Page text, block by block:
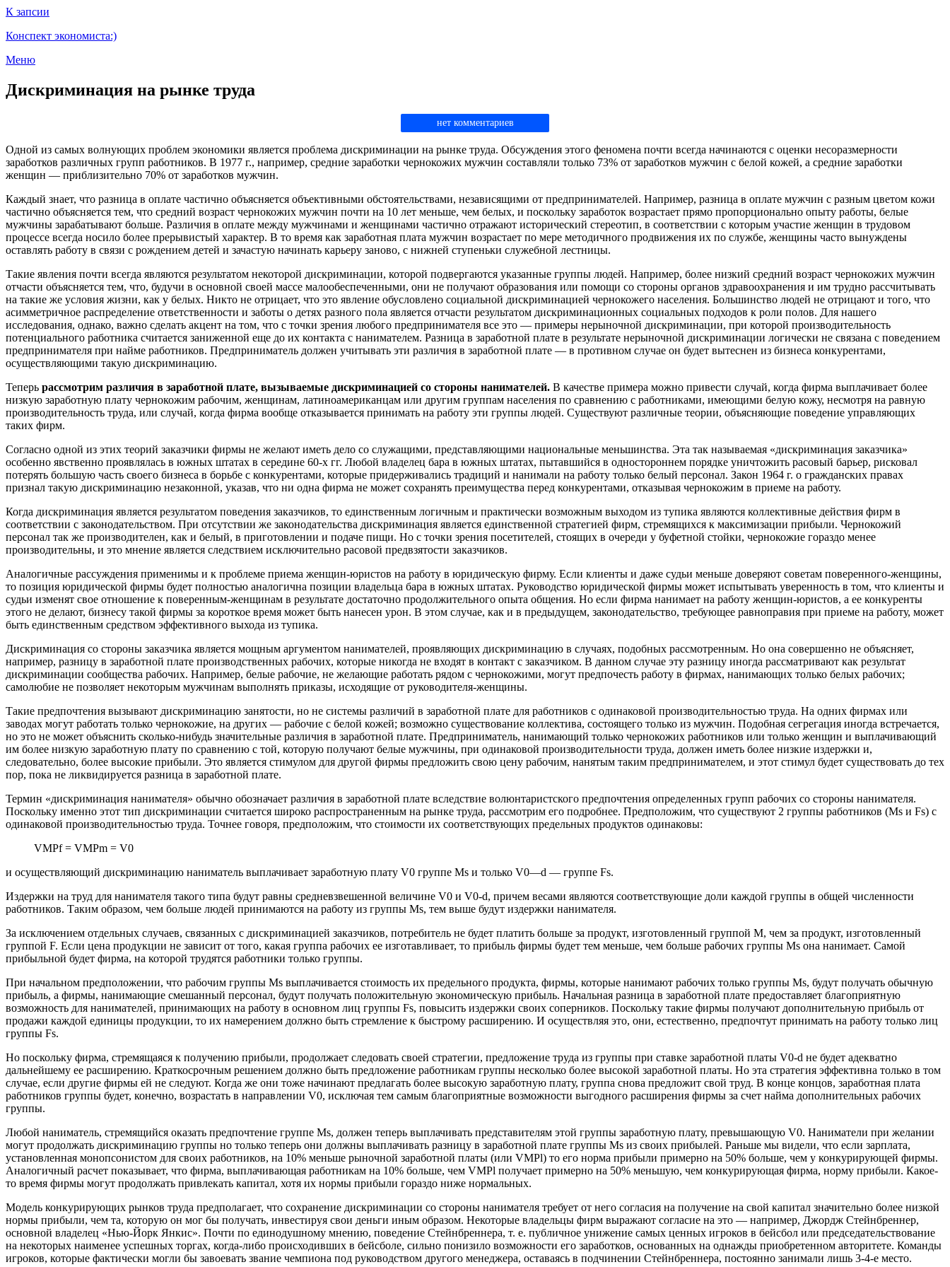
К запсии
Конспект экономиста:)
Меню
Дискриминация на рынке труда
нет комментариев
Одной из самых волнующих проблем экономики является проблема дискриминации на рынке труда. Обсуждения этого феномена почти всегда начинаются с оценки несоразмерности
заработков различных групп работников. В 1977 г., например, средние заработки чернокожих мужчин составляли только 73% от заработков мужчин с белой кожей, а средние заработки
женщин — приблизительно 70% от заработков мужчин.
Каждый знает, что разница в оплате частично объясняется объективными обстоятельствами, независящими от предпринимателей. Например, разница в оплате мужчин с разным цветом кожи
частично объясняется тем, что средний возраст чернокожих мужчин почти на 10 лет меньше, чем белых, и поскольку заработок возрастает прямо пропорционально опыту работы, белые
мужчины зарабатывают больше. Различия в оплате между мужчинами и женщинами частично отражают исторический стереотип, в соответствии с которым участие женщин в трудовом
процессе всегда носило более прерывистый характер. В то время как заработная плата мужчин возрастает по мере методичного продвижения их по службе, женщины часто вынуждены
оставлять работу в связи с рождением детей и зачастую начинать карьеру заново, с нижней ступеньки служебной лестницы.
Такие явления почти всегда являются результатом некоторой дискриминации, которой подвергаются указанные группы людей. Например, более низкий средний возраст чернокожих мужчин
отчасти объясняется тем, что, будучи в основной своей массе малообеспеченными, они не получают образования или помощи со стороны органов здравоохранения и им трудно рассчитывать
на такие же условия жизни, как у белых. Никто не отрицает, что это явление обусловлено социальной дискриминацией чернокожего населения. Большинство людей не отрицают и того, что
асимметричное распределение ответственности и заботы о детях разного пола является отчасти результатом дискриминационных социальных подходов к роли полов. Для нашего
исследования, однако, важно сделать акцент на том, что с точки зрения любого предпринимателя все это — примеры нерыночной дискриминации, при которой производительность
потенциального работника считается заниженной еще до их контакта с нанимателем. Разница в заработной плате в результате нерыночной дискриминации логически не связана с поведением
предпринимателя при найме работников. Предприниматель должен учитывать эти различия в заработной плате — в противном случае он будет вытеснен из бизнеса конкурентами,
осуществляющими такую дискриминацию.
Теперь рассмотрим различия в заработной плате, вызываемые дискриминацией со стороны нанимателей. В качестве примера можно привести случай, когда фирма выплачивает более
низкую заработную плату чернокожим рабочим, женщинам, латиноамериканцам или другим группам населения по сравнению с работниками, имеющими белую кожу, несмотря на равную
производительность труда, или случай, когда фирма вообще отказывается принимать на работу эти группы людей. Существуют различные теории, объясняющие поведение управляющих
таких фирм.
Согласно одной из этих теорий заказчики фирмы не желают иметь дело со служащими, представляющими национальные меньшинства. Эта так называемая «дискриминация заказчика»
особенно явственно проявлялась в южных штатах в середине 60-х гг. Любой владелец бара в южных штатах, пытавшийся в одностороннем порядке уничтожить расовый барьер, рисковал
потерять большую часть своего бизнеса в борьбе с конкурентами, которые придерживались традиций и нанимали на работу только белый персонал. Закон 1964 г. о гражданских правах
признал такую дискриминацию незаконной, указав, что ни одна фирма не может сохранять преимущества перед конкурентами, отказывая чернокожим в приеме на работу.
Когда дискриминация является результатом поведения заказчиков, то единственным логичным и практически возможным выходом из тупика являются коллективные действия фирм в
соответствии с законодательством. При отсутствии же законодательства дискриминация является единственной стратегией фирм, стремящихся к максимизации прибыли. Чернокожий
персонал так же производителен, как и белый, в приготовлении и подаче пищи. Но с точки зрения посетителей, стоящих в очереди у буфетной стойки, чернокожие гораздо менее
производительны, и это мнение является следствием исключительно расовой предвзятости заказчиков.
Аналогичные рассуждения применимы и к проблеме приема женщин-юристов на работу в юридическую фирму. Если клиенты и даже судьи меньше доверяют советам поверенного-женщины,
то позиция юридической фирмы будет полностью аналогична позиции владельца бара в южных штатах. Руководство юридической фирмы может испытывать уверенность в том, что клиенты и
судьи изменят свое отношение к поверенным-женщинам в результате достаточно продолжительного опыта общения. Но если фирма нанимает на работу женщин-юристов, а ее конкуренты
этого не делают, бизнесу такой фирмы за короткое время может быть нанесен урон. В этом случае, как и в предыдущем, законодательство, требующее равноправия при приеме на работу, может
быть единственным средством эффективного выхода из тупика.
Дискриминация со стороны заказчика является мощным аргументом нанимателей, проявляющих дискриминацию в случаях, подобных рассмотренным. Но она совершенно не объясняет,
например, разницу в заработной плате производственных рабочих, которые никогда не входят в контакт с заказчиком. В данном случае эту разницу иногда рассматривают как результат
дискриминации сообщества рабочих. Например, белые рабочие, не желающие работать рядом с чернокожими, могут предпочесть работу в фирмах, нанимающих только белых рабочих;
самолюбие не позволяет некоторым мужчинам выполнять приказы, исходящие от руководителя-женщины.
Такие предпочтения вызывают дискриминацию занятости, но не системы различий в заработной плате для работников с одинаковой производительностью труда. На одних фирмах или
заводах могут работать только чернокожие, на других — рабочие с белой кожей; возможно существование коллектива, состоящего только из мужчин. Подобная сегрегация иногда встречается,
но это не может объяснить сколько-нибудь значительные различия в заработной плате. Предприниматель, нанимающий только чернокожих работников или только женщин и выплачивающий
им более низкую заработную плату по сравнению с той, которую получают белые мужчины, при одинаковой производительности труда, должен иметь более низкие издержки и,
следовательно, более высокие прибыли. Это является стимулом для другой фирмы предложить свою цену рабочим, нанятым таким предпринимателем, и этот стимул будет существовать до тех
пор, пока не ликвидируется разница в заработной плате.
Термин «дискриминация нанимателя» обычно обозначает различия в заработной плате вследствие волюнтаристского предпочтения определенных групп рабочих со стороны нанимателя.
Поскольку именно этот тип дискриминации считается широко распространенным на рынке труда, рассмотрим его подробнее. Предположим, что существуют 2 группы работников (Мs и Fs) с
одинаковой производительностью труда. Точнее говоря, предположим, что стоимости их соответствующих предельных продуктов одинаковы:
VMPf = VMPm = V0
и осуществляющий дискриминацию наниматель выплачивает заработную плату V0 группе Мs и только V0—d — группе Fs.
Издержки на труд для нанимателя такого типа будут равны средневзвешенной величине V0 и V0-d, причем весами являются соответствующие доли каждой группы в общей численности
работников. Таким образом, чем больше людей принимаются на работу из группы Мs, тем выше будут издержки нанимателя.
За исключением отдельных случаев, связанных с дискриминацией заказчиков, потребитель не будет платить больше за продукт, изготовленный группой М, чем за продукт, изготовленный
группой F. Если цена продукции не зависит от того, какая группа рабочих ее изготавливает, то прибыль фирмы будет тем меньше, чем больше рабочих группы Мs она нанимает. Самой
прибыльной будет фирма, на которой трудятся работники только группы.
При начальном предположении, что рабочим группы Мs выплачивается стоимость их предельного продукта, фирмы, которые нанимают рабочих только группы Мs, будут получать обычную
прибыль, а фирмы, нанимающие смешанный персонал, будут получать положительную экономическую прибыль. Начальная разница в заработной плате предоставляет благоприятную
возможность для нанимателей, принимающих на работу в основном лиц группы Fs, повысить издержки своих соперников. Поскольку такие фирмы получают дополнительную прибыль от
продажи каждой единицы продукции, то их намерением должно быть стремление к быстрому расширению. И осуществляя это, они, естественно, предпочтут принимать на работу только лиц
группы Fs.
Но поскольку фирма, стремящаяся к получению прибыли, продолжает следовать своей стратегии, предложение труда из группы при ставке заработной платы V0-d не будет адекватно
дальнейшему ее расширению. Краткосрочным решением должно быть предложение работникам группы несколько более высокой заработной платы. Но эта стратегия эффективна только в том
случае, если другие фирмы ей не следуют. Когда же они тоже начинают предлагать более высокую заработную плату, группа снова предложит свой труд. В конце концов, заработная плата
работников группы будет, конечно, возрастать в направлении V0, исключая тем самым благоприятные возможности выгодного расширения фирмы за счет найма дополнительных рабочих
группы.
Любой наниматель, стремящийся оказать предпочтение группе Мs, должен теперь выплачивать представителям этой группы заработную плату, превышающую V0. Наниматели при желании
могут продолжать дискриминацию группы но только теперь они должны выплачивать разницу в заработной плате группы Мs из своих прибылей. Раньше мы видели, что если зарплата,
установленная монопсонистом для своих работников, на 10% меньше рыночной заработной платы (или VМРl) то его норма прибыли примерно на 50% больше, чем у конкурирующей фирмы.
Аналогичный расчет показывает, что фирма, выплачивающая работникам на 10% больше, чем VМРl получает примерно на 50% меньшую, чем конкурирующая фирма, норму прибыли. Какое-
то время фирмы могут продолжать привлекать капитал, хотя их нормы прибыли гораздо ниже нормальных.
Модель конкурирующих рынков труда предполагает, что сохранение дискриминации со стороны нанимателя требует от него согласия на получение на свой капитал значительно более низкой
нормы прибыли, чем та, которую он мог бы получать, инвестируя свои деньги иным образом. Некоторые владельцы фирм выражают согласие на это — например, Джордж Стейнбреннер,
основной владелец «Нью-Йорк Янкис». Почти по единодушному мнению, поведение Стейнбреннера, т. е. публичное унижение самых ценных игроков в бейсбол или председательствование
на некоторых наименее успешных торгах, когда-либо происходивших в бейсболе, сильно понизило возможности его заработков, основанных на однажды приобретенном авторитете. Команды
игроков, которые фактически могли бы завоевать звание чемпиона под руководством другого менеджера, оставаясь в подчинении Стейнбреннера, постоянно занимали лишь 3-4-е место.